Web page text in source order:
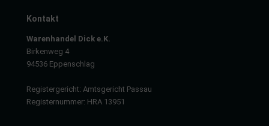
Kontakt
Warenhandel Dick e.K.
Birkenweg 4
94536 Eppenschlag
Registergericht: Amtsgericht Passau
Registernummer: HRA 13951